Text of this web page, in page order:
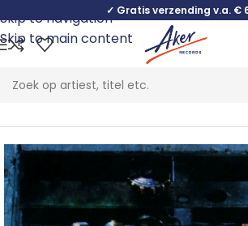
Skip to navigation
Skip to main content
✓ Gratis verzending v.a. €
Home Hip Hop